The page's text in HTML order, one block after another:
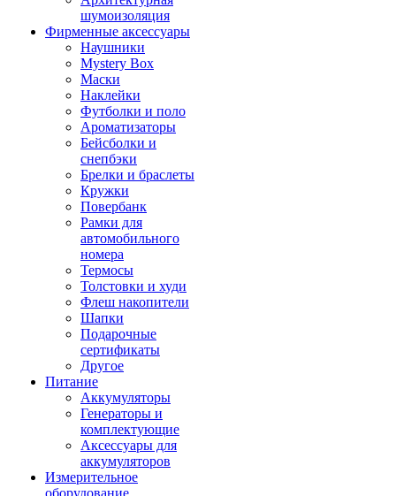
шумоизоляция
Фирменные аксессуары
Наушники
Mystery Box
Маски
Наклейки
Футболки и поло
Ароматизаторы
Бейсболки и
снепбэки
Брелки и браслеты
Кружки
Повербанк
Рамки для
автомобильного
номера
Термосы
Толстовки и худи
Флеш накопители
Шапки
Подарочные
сертификаты
Другое
Питание
Аккумуляторы
Генераторы и
комплектующие
Аксессуары для
аккумуляторов
Измерительное
оборудование